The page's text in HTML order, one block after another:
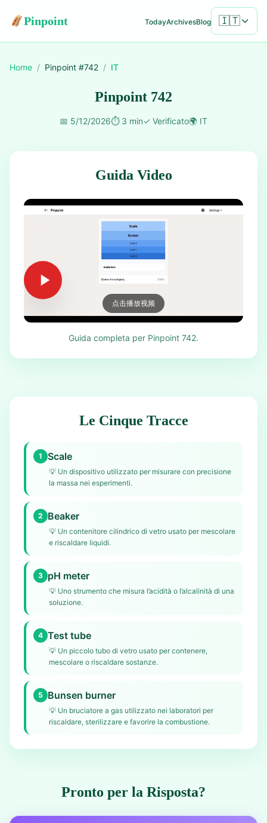
Pinpoint TodayArchivesBlog 🇮🇹
Home / Pinpoint #742 / IT
Pinpoint 742
📅 5/12/2026⏱️ 3 min✓ Verificato🌍 IT
Guida Video
点击播放视频
Guida completa per Pinpoint 742.
Le Cinque Tracce
1 Scale
💡 Un dispositivo utilizzato per misurare con precisione
la massa nei esperimenti.
2 Beaker
💡 Un contenitore cilindrico di vetro usato per mescolare
e riscaldare liquidi.
3 pH meter
💡 Uno strumento che misura l’acidità o l’alcalinità di una
soluzione.
4 Test tube
💡 Un piccolo tubo di vetro usato per contenere,
mescolare o riscaldare sostanze.
5 Bunsen burner
💡 Un bruciatore a gas utilizzato nei laboratori per
riscaldare, sterilizzare e favorire la combustione.
Pronto per la Risposta?